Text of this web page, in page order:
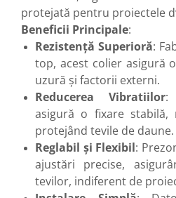
protejată pentru proiectele
Beneficii Principale:
Rezistență Superioră:
top, acest colier asigură
uzură și factorii externi.
Reducerea Vibratiilor:
asigură o fixare stabilă,
protejând tevile de daune.
Reglabil și Flexibil:
ajustări precise,
tevilor, indiferent de